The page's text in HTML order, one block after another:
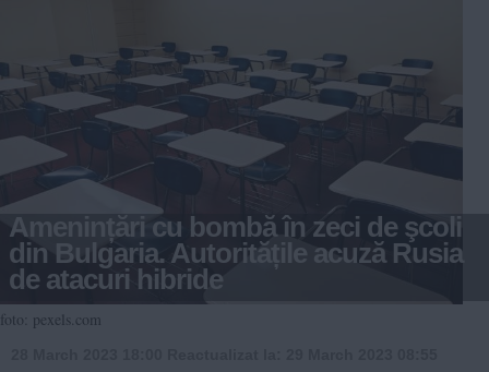
Amenințări cu bombă în zeci de şcoli
din Bulgaria. Autoritățile acuză Rusia
de atacuri hibride
foto: pexels.com